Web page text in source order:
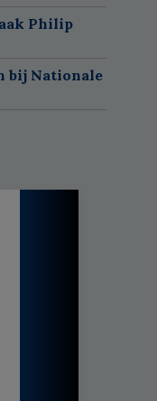
Philip
bij Nationale